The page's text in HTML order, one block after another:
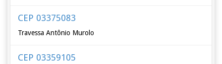
CEP 03375083
Travessa Antônio Murolo
CEP 03359105